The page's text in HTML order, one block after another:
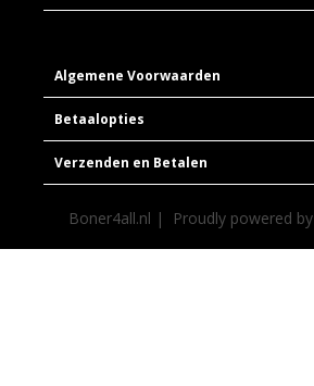
Algemene Voorwaarden
Betaalopties
Verzenden en Betalen
Boner4all.nl | Proudly powered by